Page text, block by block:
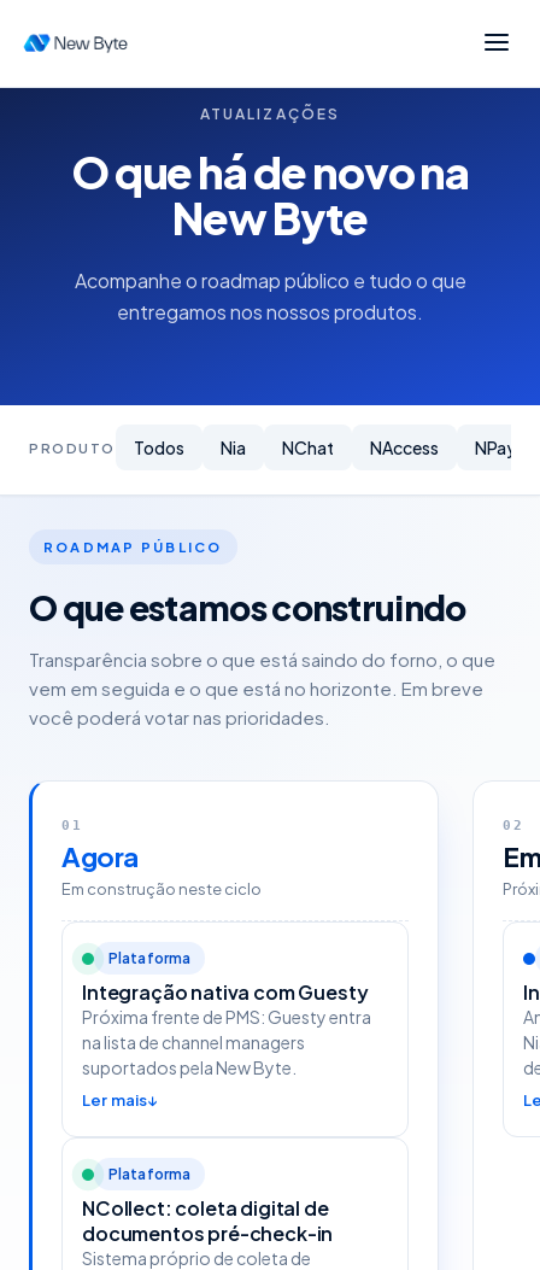
ATUALIZAÇÕES
O que há de novo na
New Byte
Acompanhe o roadmap público e tudo o que
entregamos nos nossos produtos.
PRODUTO Todos Nia NChat NAccess NPay
ROADMAP PÚBLICO
O que estamos construindo
Transparência sobre o que está saindo do forno, o que
vem em seguida e o que está no horizonte. Em breve
você poderá votar nas prioridades.
01
Agora
Em construção neste ciclo
Plataforma
Integração nativa com Guesty
Próxima frente de PMS: Guesty entra
na lista de channel managers
suportados pela New Byte.
Ler mais
Plataforma
NCollect: coleta digital de
documentos pré-check-in
Sistema próprio de coleta de
02